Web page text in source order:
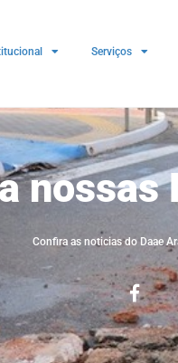
Serviços
nossas
Confira as noticias do Daae